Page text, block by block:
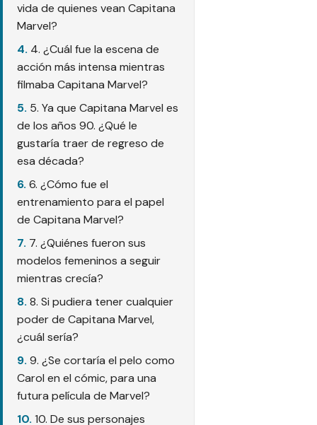
vida de quienes vean Capitana
Marvel?
4. ¿Cuál fue la escena de
acción más intensa mientras
filmaba Capitana Marvel?
5. Ya que Capitana Marvel es
de los años 90. ¿Qué le
gustaría traer de regreso de
esa década?
6. ¿Cómo fue el
entrenamiento para el papel
de Capitana Marvel?
7. ¿Quiénes fueron sus
modelos femeninos a seguir
mientras crecía?
8. Si pudiera tener cualquier
poder de Capitana Marvel,
¿cuál sería?
9. ¿Se cortaría el pelo como
Carol en el cómic, para una
futura película de Marvel?
10. De sus personajes